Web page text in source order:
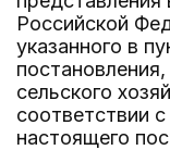
Российской
указанного в
сельского
соответствии
настоящего